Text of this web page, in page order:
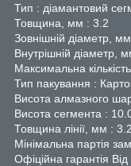
Тип : діамантовий
Товщина, мм : 3.2
Зовнішній діаметр,
Внутрішній діаметр,
Максимальна
Тип пакування :
Висота алмазного
Висота сегмента :
Товщина лінії, мм : 3.2
Мінімальна партія
Офіційна гарантія